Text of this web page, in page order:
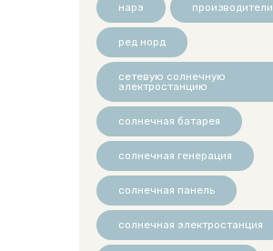
нарэ производители
ред норд
сетевую солнечную
электростанцию
солнечная батарея
солнечная генерация
солнечная панель
солнечная электростанция